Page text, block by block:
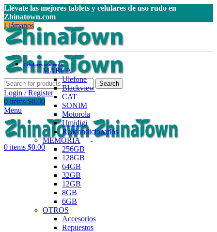
Llévate las mejores tablets y celulares de uso rudo en
Zhinatown.com
Llámanos
Search
Login / Register
0 items $0.00
Menu
0 items $0.00
Celulares uso rudo
MARCA
Ulefone
Blackview
CAT
SONIM
Motorola
Umidigi
Reacondicionados
MEMORIA
256GB
128GB
64GB
32GB
12GB
8GB
6GB
OTROS
Accesorios
Repuestos